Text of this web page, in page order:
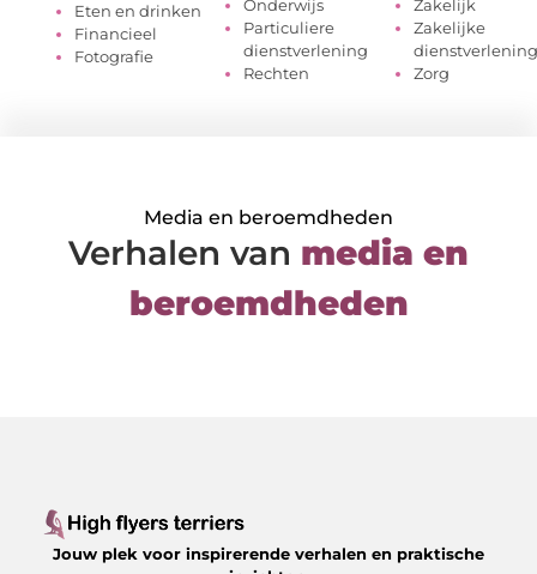
Eten en drinken
Financieel
Fotografie
Onderwijs
Particuliere
dienstverlening
Rechten
Zakelijk
Zakelijke
dienstverlening
Zorg
Media en beroemdheden
Verhalen van media en
beroemdheden
Jouw plek voor inspirerende verhalen en praktische